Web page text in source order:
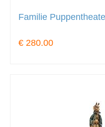
Familie
€ 280.00